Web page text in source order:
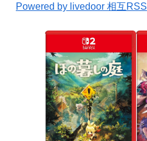
Powered by livedoor 相互RSS